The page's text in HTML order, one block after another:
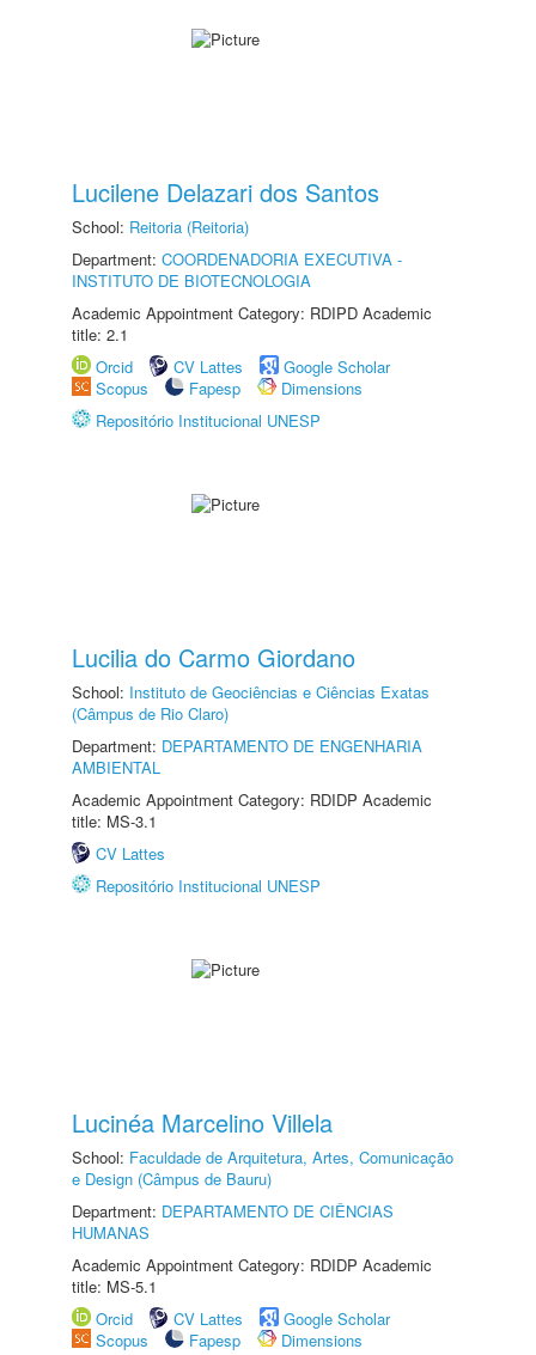
Lucilene Delazari dos Santos
School: Reitoria (Reitoria)
Department: COORDENADORIA EXECUTIVA -
INSTITUTO DE BIOTECNOLOGIA
Academic Appointment Category: RDIPD Academic
title: 2.1
Orcid
CV Lattes
Google Scholar
Scopus
Fapesp
Dimensions
Repositório Institucional UNESP
Lucilia do Carmo Giordano
School: Instituto de Geociências e Ciências Exatas
(Câmpus de Rio Claro)
Department: DEPARTAMENTO DE ENGENHARIA
AMBIENTAL
Academic Appointment Category: RDIDP Academic
title: MS-3.1
CV Lattes
Repositório Institucional UNESP
Lucinéa Marcelino Villela
School: Faculdade de Arquitetura, Artes, Comunicação
e Design (Câmpus de Bauru)
Department: DEPARTAMENTO DE CIÊNCIAS
HUMANAS
Academic Appointment Category: RDIDP Academic
title: MS-5.1
Orcid
CV Lattes
Google Scholar
Scopus
Fapesp
Dimensions